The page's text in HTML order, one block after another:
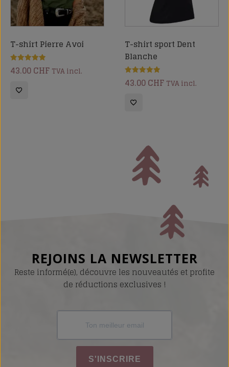
T-shirt Pierre Avoi
Note
5.00
43.00CHF TVA incl.
T-shirt sport Dent
Blanche
Note
5.00
43.00CHF TVA incl.
REJOINS LA NEWSLETTER
Reste informé(e), découvre les nouveautés et profite
de réductions exclusives !
S'INSCRIRE